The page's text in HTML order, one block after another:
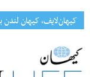
کیهان‌لایف، کیهان لندن